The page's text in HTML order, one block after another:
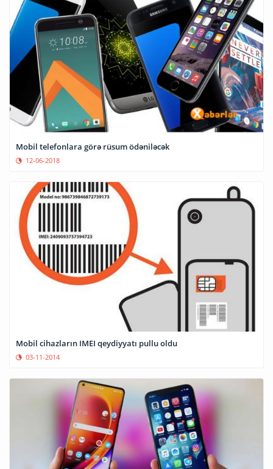
Mobil telefonlara görə rüsum ödəniləcək
12-06-2018
Mobil cihazların IMEI qeydiyyatı pullu oldu
03-11-2014